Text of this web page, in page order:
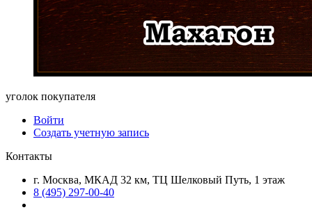
уголок покупателя
Войти
Создать учетную запись
Контакты
г. Москва, МКАД 32 км, ТЦ Шелковый Путь, 1 этаж
8 (495) 297-00-40